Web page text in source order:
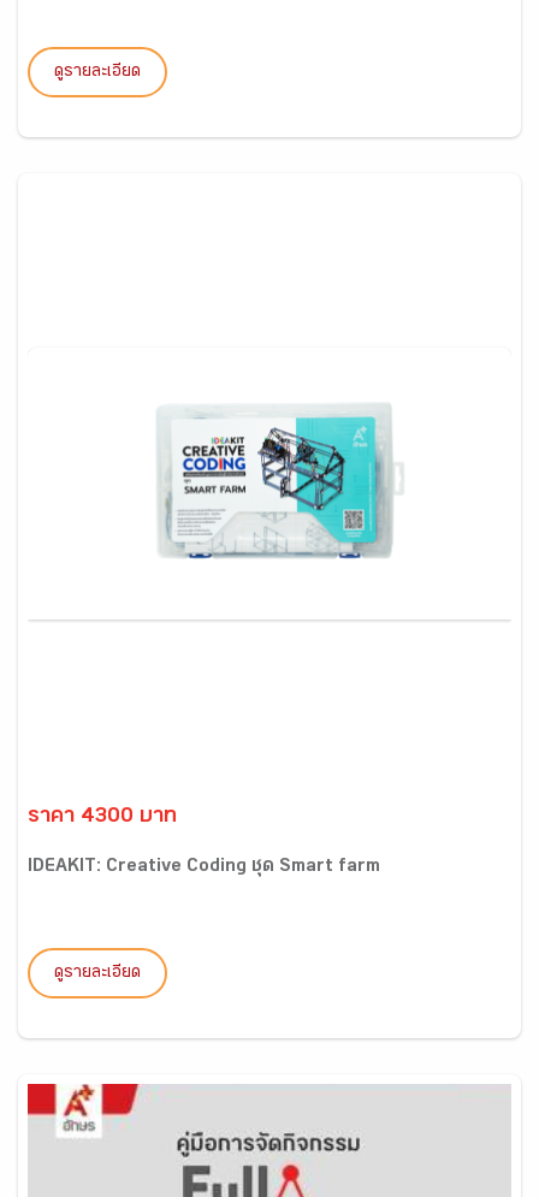
ดูรายละเอียด
ราคา 4300 บาท
IDEAKIT: Creative Coding ชุด Smart farm
ดูรายละเอียด